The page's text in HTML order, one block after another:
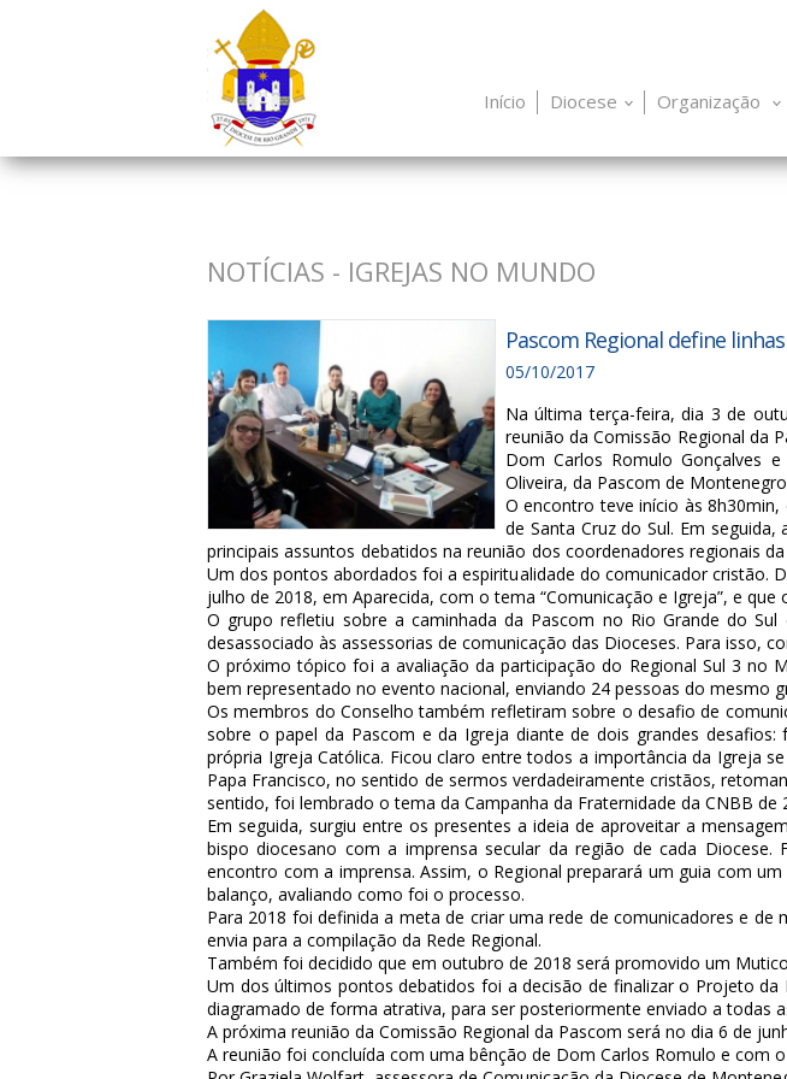
Início Diocese Organização
NOTÍCIAS - IGREJAS NO MUNDO
Pascom Regional define
05/10/2017
Na última terça-feira, dia 3 de
reunião da Comissão Regional da
Dom Carlos Romulo Gonçalves
Oliveira, da Pascom de
O encontro teve início às
de Santa Cruz do Sul. Em
principais assuntos debatidos na reunião dos coordenadores regionais
Um dos pontos abordados foi a espiritualidade do comunicador cristão.
julho de 2018, em Aparecida, com o tema “Comunicação e Igreja”, e
O grupo refletiu sobre a caminhada da Pascom no Rio Grande do
desassociado às assessorias de comunicação das Dioceses. Para isso,
O próximo tópico foi a avaliação da participação do Regional Sul 3 no
bem representado no evento nacional, enviando 24 pessoas do mesmo
Os membros do Conselho também refletiram sobre o desafio de
sobre o papel da Pascom e da Igreja diante de dois grandes
própria Igreja Católica. Ficou claro entre todos a importância da Igreja
Papa Francisco, no sentido de sermos verdadeiramente cristãos,
sentido, foi lembrado o tema da Campanha da Fraternidade da CNBB de
Em seguida, surgiu entre os presentes a ideia de aproveitar a
bispo diocesano com a imprensa secular da região de cada
encontro com a imprensa. Assim, o Regional preparará um guia com
balanço, avaliando como foi o processo.
Para 2018 foi definida a meta de criar uma rede de comunicadores e
envia para a compilação da Rede Regional.
Também foi decidido que em outubro de 2018 será promovido um
Um dos últimos pontos debatidos foi a decisão de finalizar o Projeto
diagramado de forma atrativa, para ser posteriormente enviado a todas
A próxima reunião da Comissão Regional da Pascom será no dia 6 de
A reunião foi concluída com uma bênção de Dom Carlos Romulo e com